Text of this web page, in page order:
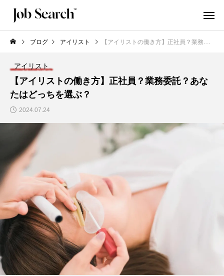
ブログ アイリスト 【アイリストの働き方】正社員？業務委託？あなたはどっちを選ぶ？
アイリスト
【アイリストの働き方】正社員？業務委託？あな
たはどっちを選ぶ？
2024.07.24